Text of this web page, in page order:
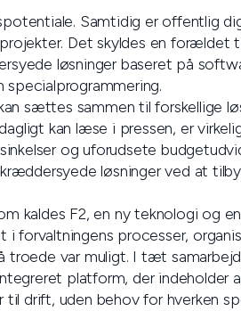
Samtidig er offentlig
Det skyldes en forældet
løsninger baseret på
specialprogrammering.
sættes sammen til forskellige
kan læse i pressen, er
og uforudsete
løsninger ved at
kaldes F2, en ny teknologi og
forvaltningens processer,
troede var muligt. I tæt
platform, der indeholder
drift, uden behov for hverken